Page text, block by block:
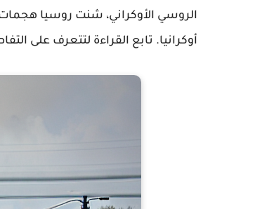
الروسي الأوكراني، شنت روسيا
أوكرانيا. تابع القراءة لتتعرف على